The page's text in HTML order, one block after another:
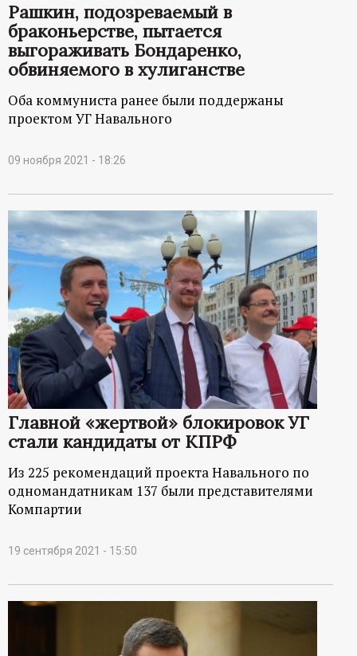
р
т
а
л
Рашкин, подозреваемый в
браконьерстве, пытается
выгораживать Бондаренко,
обвиняемого в хулиганстве
Оба коммуниста ранее были поддержаны
проектом УГ Навального
09 ноября 2021 - 18:26
Главной «жертвой» блокировок УГ
стали кандидаты от КПРФ
Из 225 рекомендаций проекта Навального по
одномандатникам 137 были представителями
Компартии
19 сентября 2021 - 15:50